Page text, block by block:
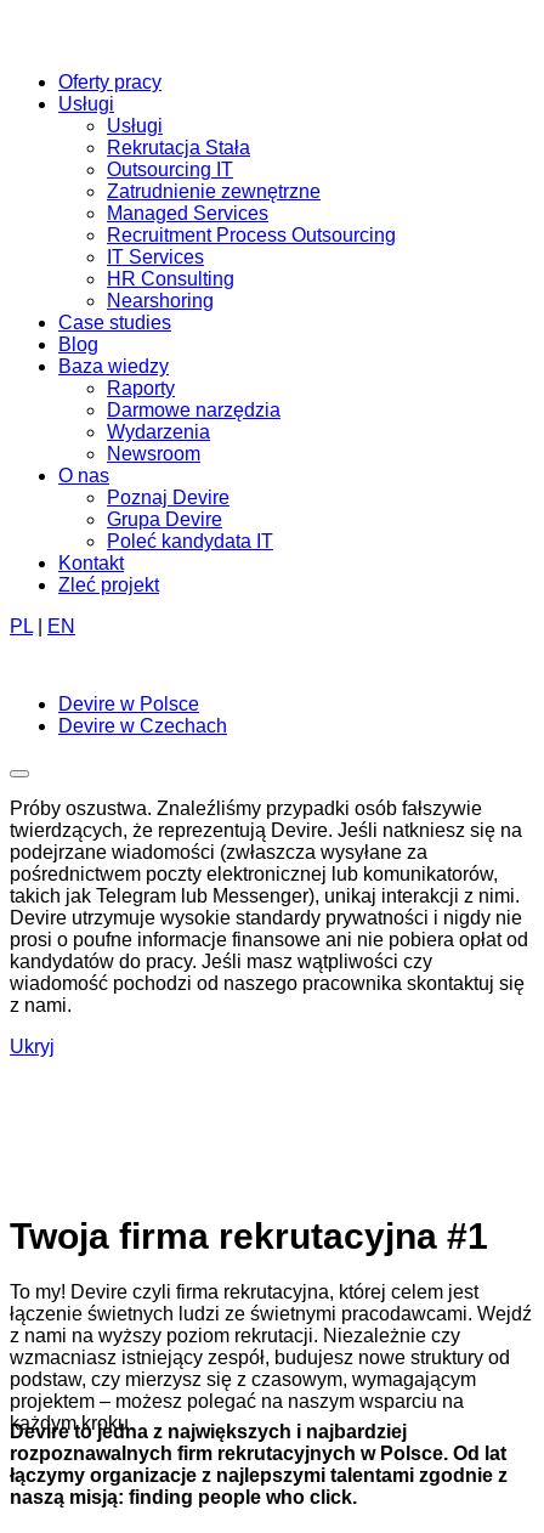
Oferty pracy
Usługi
Usługi
Rekrutacja Stała
Outsourcing IT
Zatrudnienie zewnętrzne
Managed Services
Recruitment Process Outsourcing
IT Services
HR Consulting
Nearshoring
Case studies
Blog
Baza wiedzy
Raporty
Darmowe narzędzia
Wydarzenia
Newsroom
O nas
Poznaj Devire
Grupa Devire
Poleć kandydata IT
Kontakt
Zleć projekt
PL
EN
Devire w Polsce
Devire w Czechach
Próby oszustwa. Znaleźliśmy przypadki osób fałszywie
twierdzących, że reprezentują Devire. Jeśli natkniesz się na
podejrzane wiadomości (zwłaszcza wysyłane za
pośrednictwem poczty elektronicznej lub komunikatorów,
takich jak Telegram lub Messenger), unikaj interakcji z nimi.
Devire utrzymuje wysokie standardy prywatności i nigdy nie
prosi o poufne informacje finansowe ani nie pobiera opłat od
kandydatów do pracy. Jeśli masz wątpliwości czy
wiadomość pochodzi od naszego pracownika skontaktuj się
z nami.
Ukryj
Twoja firma rekrutacyjna #1
To my! Devire czyli firma rekrutacyjna, której celem jest
łączenie świetnych ludzi ze świetnymi pracodawcami. Wejdź
z nami na wyższy poziom rekrutacji. Niezależnie czy
wzmacniasz istniejący zespół, budujesz nowe struktury od
podstaw, czy mierzysz się z czasowym, wymagającym
projektem – możesz polegać na naszym wsparciu na
każdym kroku.
Devire to jedna z największych i najbardziej
rozpoznawalnych firm rekrutacyjnych w Polsce. Od lat
łączymy organizacje z najlepszymi talentami zgodnie z
naszą misją: finding people who click.